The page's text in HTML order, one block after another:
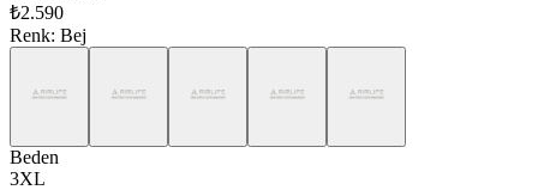
₺2.590
Renk: Bej
Beden
3XL